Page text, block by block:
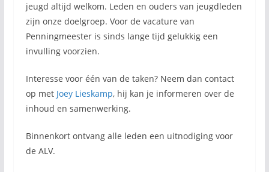
jeugd altijd welkom. Leden en ouders van jeugdleden
zijn onze doelgroep. Voor de vacature van
Penningmeester is sinds lange tijd gelukkig een
invulling voorzien.
Interesse voor één van de taken? Neem dan contact
op met Joey Lieskamp, hij kan je informeren over de
inhoud en samenwerking.
Binnenkort ontvang alle leden een uitnodiging voor
de ALV.